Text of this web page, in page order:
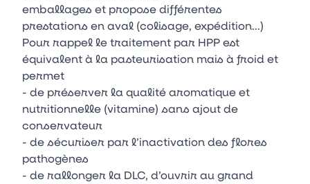
emballages et propose différentes
prestations en aval (colisage, expédition…)
Pour rappel le traitement par HPP est
équivalent à la pasteurisation mais à froid et
permet
- de préserver la qualité aromatique et
nutritionnelle (vitamine) sans ajout de
conservateur
- de sécuriser par l’inactivation des flores
pathogènes
- de rallonger la DLC, d’ouvrir au grand